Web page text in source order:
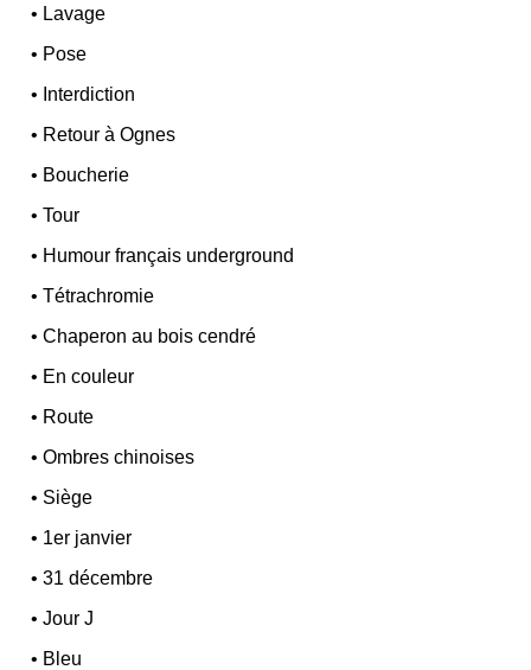
• Lavage
• Pose
• Interdiction
• Retour à Ognes
• Boucherie
•Tour
• Humour français underground
•Tétrachromie
•Chaperon au bois cendré
• En couleur
• Route
•Ombres chinoises
• Siège
• 1er janvier
•31 décembre
•Jour J
• Bleu